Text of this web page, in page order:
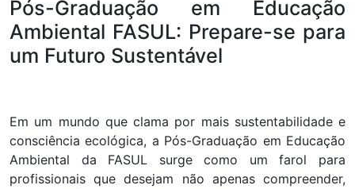
Pós-Graduação em Educação
Ambiental FASUL: Prepare-se para
um Futuro Sustentável
Em um mundo que clama por mais sustentabilidade e
consciência ecológica, a Pós-Graduação em Educação
Ambiental da FASUL surge como um farol para
profissionais que desejam não apenas compreender,